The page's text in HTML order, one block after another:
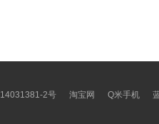
Q米手机
淘宝网
2号